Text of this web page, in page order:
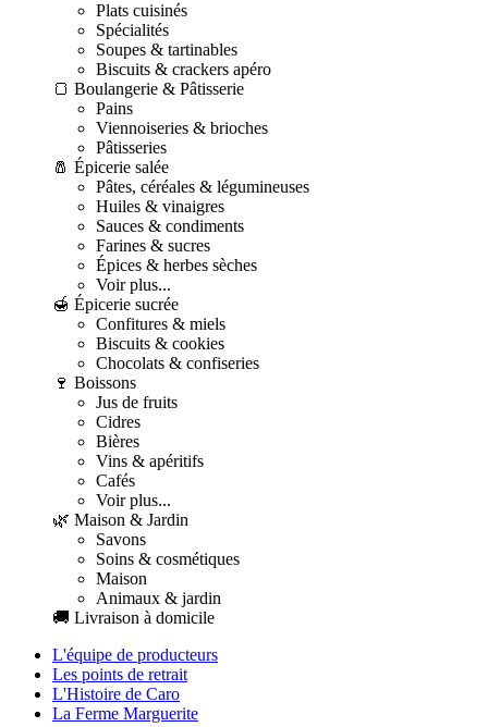
Plats cuisinés
Spécialités
Soupes & tartinables
Biscuits & crackers apéro
🍞 Boulangerie & Pâtisserie
Pains
Viennoiseries & brioches
Pâtisseries
🧂 Épicerie salée
Pâtes, céréales & légumineuses
Huiles & vinaigres
Sauces & condiments
Farines & sucres
Épices & herbes sèches
Voir plus...
🍯 Épicerie sucrée
Confitures & miels
Biscuits & cookies
Chocolats & confiseries
🍷 Boissons
Jus de fruits
Cidres
Bières
Vins & apéritifs
Cafés
Voir plus...
🌿 Maison & Jardin
Savons
Soins & cosmétiques
Maison
Animaux & jardin
🚚 Livraison à domicile
L'équipe de producteurs
Les points de retrait
L'Histoire de Caro
La Ferme Marguerite